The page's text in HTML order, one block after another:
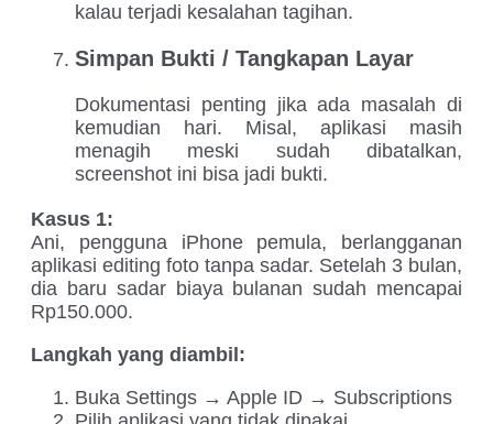
kalau terjadi kesalahan tagihan.
Simpan Bukti / Tangkapan Layar
Dokumentasi penting jika ada masalah di
kemudian hari. Misal, aplikasi masih
menagih meski sudah dibatalkan,
screenshot ini bisa jadi bukti.
Kasus 1:
Ani, pengguna iPhone pemula, berlangganan
aplikasi editing foto tanpa sadar. Setelah 3 bulan,
dia baru sadar biaya bulanan sudah mencapai
Rp150.000.
Langkah yang diambil:
Buka Settings → Apple ID → Subscriptions